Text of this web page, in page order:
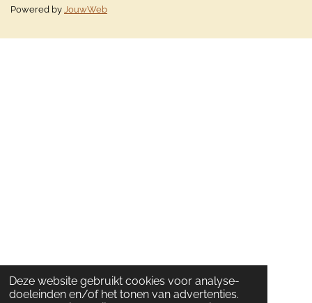
Deze website gebruikt cookies voor analyse-
doeleinden en/of het tonen van advertenties.
Powered by JouwWeb